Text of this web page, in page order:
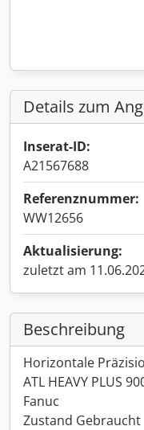
Details zum
Inserat-ID:
A21567688
Referenznummer:
WW12656
Aktualisierung:
zuletzt am
Beschreibung
Horizontale
ATL HEAVY PLUS
Fanuc
Zustand Gebraucht